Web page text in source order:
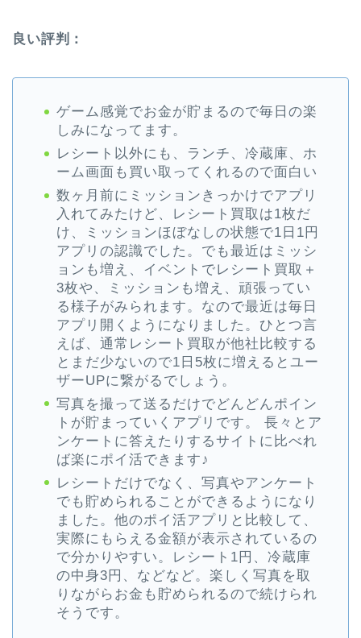
良い評判：
ゲーム感覚でお金が貯まるので毎日の楽
しみになってます。
レシート以外にも、ランチ、冷蔵庫、ホ
ーム画面も買い取ってくれるので面白い
数ヶ月前にミッションきっかけでアプリ
入れてみたけど、レシート買取は1枚だ
け、ミッションほぼなしの状態で1日1円
アプリの認識でした。でも最近はミッシ
ョンも増え、イベントでレシート買取＋
3枚や、ミッションも増え、頑張ってい
る様子がみられます。なので最近は毎日
アプリ開くようになりました。ひとつ言
えば、通常レシート買取が他社比較する
とまだ少ないので1日5枚に増えるとユー
ザーUPに繋がるでしょう。
写真を撮って送るだけでどんどんポイン
トが貯まっていくアプリです。 長々とア
ンケートに答えたりするサイトに比べれ
ば楽にポイ活できます♪
レシートだけでなく、写真やアンケート
でも貯められることができるようになり
ました。他のポイ活アプリと比較して、
実際にもらえる金額が表示されているの
で分かりやすい。レシート1円、冷蔵庫
の中身3円、などなど。楽しく写真を取
りながらお金も貯められるので続けられ
そうです。